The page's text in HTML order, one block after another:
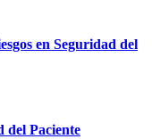
en Seguridad del
del Paciente